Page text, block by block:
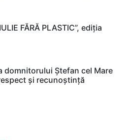
FĂRĂ PLASTIC”, ediția
domnitorului Ștefan cel Mare
și recunoștință